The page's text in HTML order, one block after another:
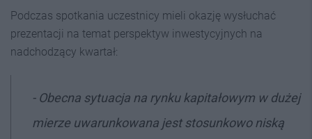
Podczas spotkania uczestnicy mieli okazję wysłuchać
prezentacji na temat perspektyw inwestycyjnych na
nadchodzący kwartał:
- Obecna sytuacja na rynku kapitałowym w dużej
mierze uwarunkowana jest stosunkowo niską